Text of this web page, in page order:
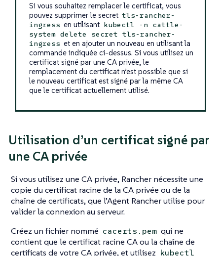
Si vous souhaitez remplacer le certificat, vous
pouvez supprimer le secret tls-rancher-
ingress en utilisant kubectl -n cattle-
system delete secret tls-rancher-
ingress et en ajouter un nouveau en utilisant la
commande indiquée ci-dessus. Si vous utilisez un
certificat signé par une CA privée, le
remplacement du certificat n’est possible que si
le nouveau certificat est signé par la même CA
que le certificat actuellement utilisé.
Utilisation d’un certificat signé par
une CA privée
Si vous utilisez une CA privée, Rancher nécessite une
copie du certificat racine de la CA privée ou de la
chaîne de certificats, que l’Agent Rancher utilise pour
valider la connexion au serveur.
Créez un fichier nommé cacerts.pem qui ne
contient que le certificat racine CA ou la chaîne de
certificats de votre CA privée, et utilisez kubectl